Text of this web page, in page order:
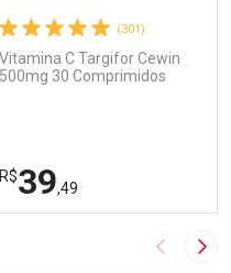
(301)
Vitamina C Targifor Cewin
500mg 30 Comprimidos
R$39,49
Imagem